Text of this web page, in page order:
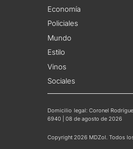
Economía
Policiales
Mundo
Estilo
Vinos
Sociales
Domicilio legal: Coronel
6940 | 08 de agosto de 2026
Copyright 2026 MDZol. Todos